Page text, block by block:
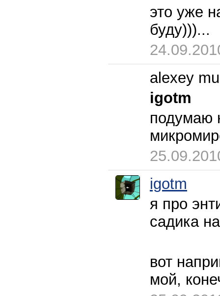
это уже
буду)))...
alexey
igotm
подумаю
igotm
я про
садика
вот
мой,